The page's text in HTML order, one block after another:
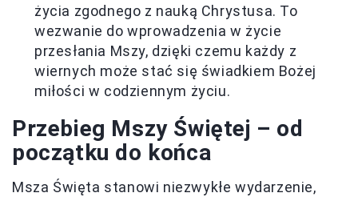
życia zgodnego z nauką Chrystusa. To
wezwanie do wprowadzenia w życie
przesłania Mszy, dzięki czemu każdy z
wiernych może stać się świadkiem Bożej
miłości w codziennym życiu.
Przebieg Mszy Świętej – od
początku do końca
Msza Święta stanowi niezwykłe wydarzenie,